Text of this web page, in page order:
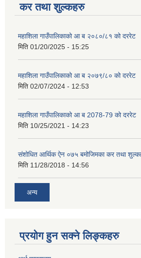
कर तथा शुल्कहरु
महाशिला गाउँपालिकाको आ ब २०८०/८१ को दररेट
मिति 01/20/2025 - 15:25
महाशिला गाउँपालिकाको आ ब २०७९/८० को दररेट
मिति 02/07/2024 - 12:53
महाशिला गाउँपालिकाको आ ब 2078-79 को दररेट
मिति 10/25/2021 - 14:23
संशोधित आर्थिक ऐन ०७५ बमोजिमका कर तथा
मिति 11/28/2018 - 14:56
अन्य
प्रयोग हुन सक्ने लिङ्कहरु